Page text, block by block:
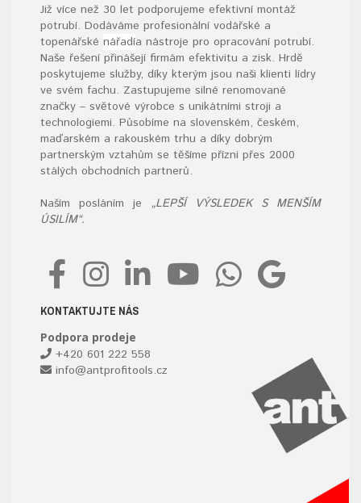
Již více než 30 let podporujeme efektivní montáž
potrubí. Dodáváme profesionální vodářské a
topenářské nářadía nástroje pro opracování potrubí.
Naše řešení přinášejí firmám efektivitu a zisk. Hrdě
poskytujeme služby, díky kterým jsou naši klienti lídry
ve svém fachu. Zastupujeme silné renomované
značky – světové výrobce s unikátními stroji a
technologiemi. Působíme na slovenském, českém,
maďarském a rakouském trhu a díky dobrým
partnerským vztahům se těšíme přízni přes 2000
stálých obchodních partnerů.
Naším posláním je „LEPŠÍ VÝSLEDEK S MENŠÍM
ÚSILÍM“.
KONTAKTUJTE NÁS
Podpora prodeje
+420 601 222 558
info@antprofitools.cz